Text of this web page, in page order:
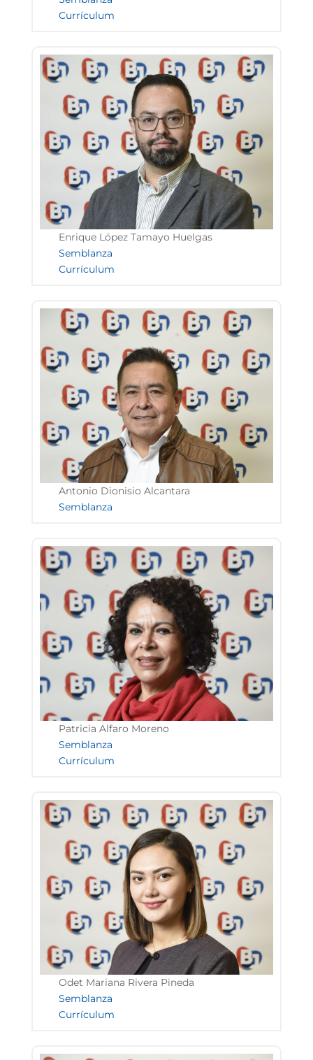
Currículum
Enrique López Tamayo Huelgas
Semblanza
Currículum
Antonio Dionisio Alcantara
Semblanza
Patricia Alfaro Moreno
Semblanza
Currículum
Odet Mariana Rivera Pineda
Semblanza
Currículum